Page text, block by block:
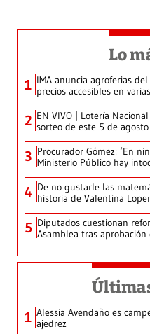
Lo
1 IMA anuncia agroferias
precios accesibles en
2 EN VIVO | Lotería
sorteo de este 5 de
3 Procurador Gómez: ‘En
Ministerio Público hay
4 De no gustarle las
historia de Valentina
5 Diputados cuestionan
Asamblea tras
1 Alessia Avendaño es
ajedrez